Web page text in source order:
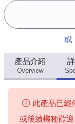
或
產品介紹
Overview
此產品已經
或後續機種歡迎